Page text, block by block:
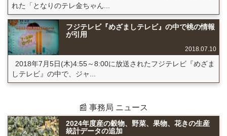
れた「となりのテレ金ちゃん...
フジテレビ『めざましテレビ』の中で桃の情報
が引用
2018.07.10
2018年7月5日(木)4:55～8:00に放送されたフジテレビ『めざま
しテレビ』の中で、ジャ...
📰 事務局 ニュース
2024年度産の穀物、野菜、果物、花きの生産
統計データの追加